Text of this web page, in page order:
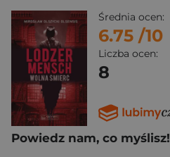
Średnia ocen:
6.75 /10
Liczba ocen:
8
Powiedz nam, co myślisz!